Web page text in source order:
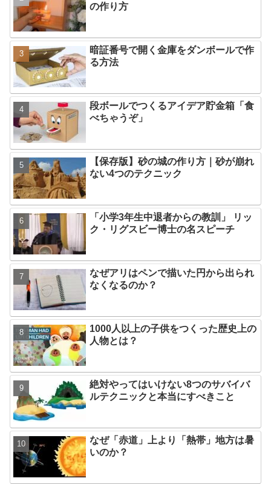
の作り方
暗証番号で開く金庫をダンボールで作
る方法
段ボールでつくるアイデア貯金箱「食
べちゃうぞ」
【保存版】砂の城の作り方｜砂が崩れ
ない4つのテクニック
「小学3年生中退者からの教訓」 リッ
ク・リグスビー博士の名スピーチ
なぜアリはペンで描いた円から出られ
なくなるのか？
1000人以上の子供をつくった歴史上の
人物とは？
絶対やってはいけない8つのサバイバ
ルテクニックと本当にすべきこと
なぜ「赤道」上より「熱帯」地方は暑
いのか？